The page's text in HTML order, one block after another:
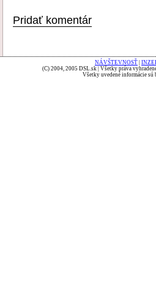
Pridať komentár
NÁVŠTEVNOSŤ
(C) 2004, 2005 DSL.sk | Všetky práva
Všetky uvedené informácie sú